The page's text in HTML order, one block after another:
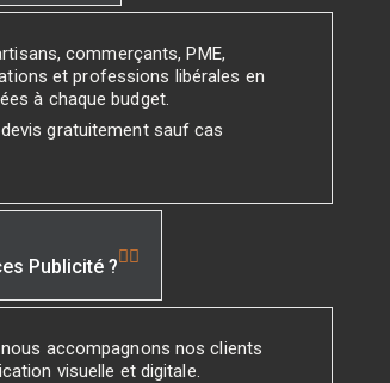
commerçants, PME,
et professions libérales en
à chaque budget.
gratuitement sauf cas
Publicité ?
accompagnons nos clients
visuelle et digitale.